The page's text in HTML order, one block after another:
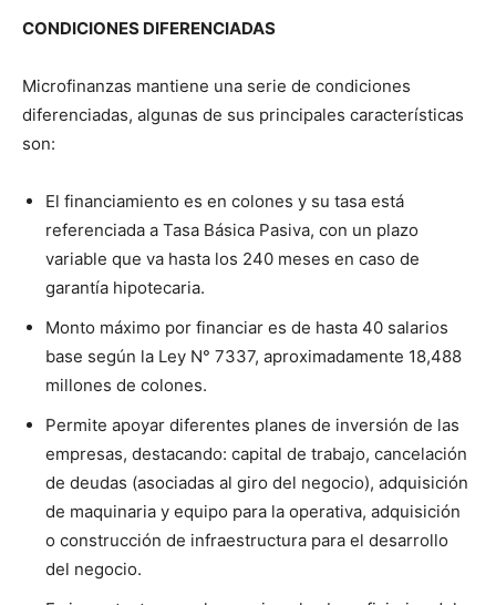
CONDICIONES DIFERENCIADAS
Microfinanzas mantiene una serie de condiciones
diferenciadas, algunas de sus principales características
son:
El financiamiento es en colones y su tasa está
referenciada a Tasa Básica Pasiva, con un plazo
variable que va hasta los 240 meses en caso de
garantía hipotecaria.
Monto máximo por financiar es de hasta 40 salarios
base según la Ley N° 7337, aproximadamente 18,488
millones de colones.
Permite apoyar diferentes planes de inversión de las
empresas, destacando: capital de trabajo, cancelación
de deudas (asociadas al giro del negocio), adquisición
de maquinaria y equipo para la operativa, adquisición
o construcción de infraestructura para el desarrollo
del negocio.